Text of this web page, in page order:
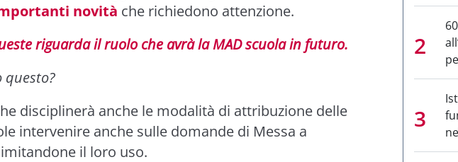
novità che richiedono attenzione.
riguarda il ruolo che avrà la MAD scuola in futuro.
questo?
disciplinerà anche le modalità di attribuzione delle
intervenire anche sulle domande di Messa a
il loro uso.